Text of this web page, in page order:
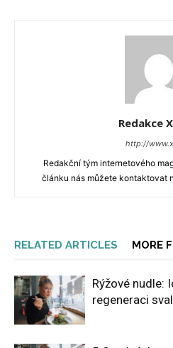
Redakce
http://
Redakční tým internetového
článku nás můžete kontaktovat
RELATED ARTICLES MORE
Rýžové nudle:
regeneraci